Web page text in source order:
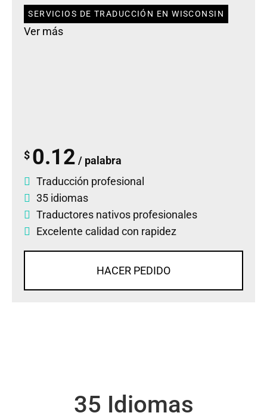
SERVICIOS DE TRADUCCIÓN EN WISCONSIN
Ver más
$ 0.12 / palabra
Traducción profesional
35 idiomas
Traductores nativos profesionales
Excelente calidad con rapidez
HACER PEDIDO
35 Idiomas